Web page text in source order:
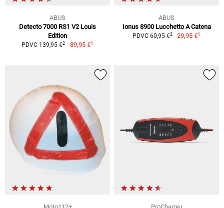
ABUS
Detecto 7000 RS1 V2 Louis
Edition
PDVC 139,95 €2 89,95 €1
ABUS
Ionus 8900 Lucchetto A Catena
PDVC 60,95 €2 29,95 €1